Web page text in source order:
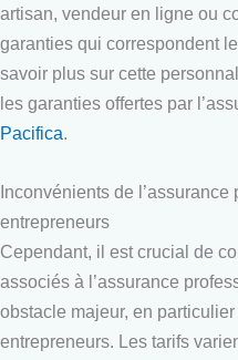
artisan, vendeur en ligne ou
garanties qui correspondent
savoir plus sur cette
les garanties offertes par
Pacifica.
Inconvénients de
entrepreneurs
Cependant, il est crucial de
associés à l’assurance
obstacle majeur, en
entrepreneurs. Les tarifs